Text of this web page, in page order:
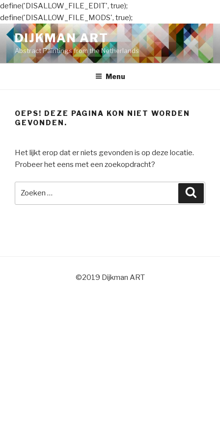
define('DISALLOW_FILE_EDIT', true);
define('DISALLOW_FILE_MODS', true);
Naar
de
inhoud
springen
DIJKMAN ART
Abstract Paintings from the Netherlands
Menu
OEPS! DEZE PAGINA KON NIET WORDEN
GEVONDEN.
Het lijkt erop dat er niets gevonden is op deze locatie.
Probeer het eens met een zoekopdracht?
©2019 Dijkman ART